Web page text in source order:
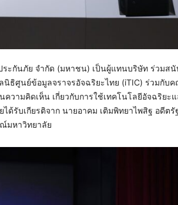
ะกันภัย จำกัด (มหาชน) เป็นผู้แทนบริษัท ร่วมส
นิธิศูนย์ข้อมูลจราจรอัจฉริยะไทย (iTIC) ร่วมกั
ความคิดเห็น เกี่ยวกับการใช้เทคโนโลยีอัจฉริย
ด้รับเกียรติจาก นายอาคม เติมพิทยาไพสิฐ อดีต
มหาวิทยาลัย